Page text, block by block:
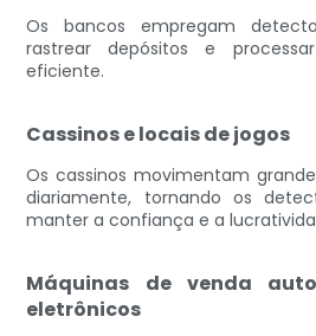
Os bancos empregam
rastrear depósitos e
eficiente.
Cassinos e locais de jogos
Os cassinos movimentam
diariamente, tornando os
manter a confiança e a
Máquinas de venda
eletrônicos